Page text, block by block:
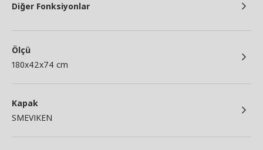
Diğer Fonksiyonlar
Ölçü
180x42x74 cm
Kapak
SMEVIKEN